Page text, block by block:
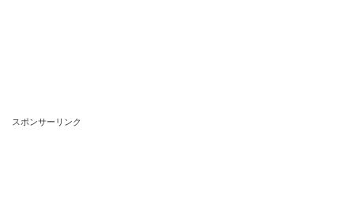
スポンサーリンク